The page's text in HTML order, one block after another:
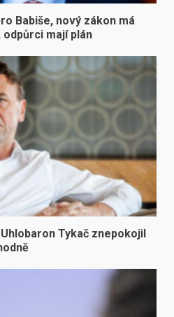
Babiše, nový zákon má
mají plán
Tykač znepokojil